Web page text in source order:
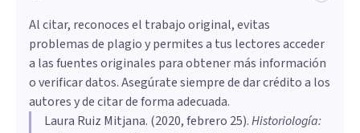
Al citar, reconoces el trabajo original, evitas
problemas de plagio y permites a tus lectores acceder
a las fuentes originales para obtener más información
o verificar datos. Asegúrate siempre de dar crédito a los
autores y de citar de forma adecuada.
Laura Ruiz Mitjana. (2020, febrero 25).Historiología: